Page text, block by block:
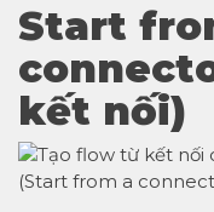
Start
kết nối)